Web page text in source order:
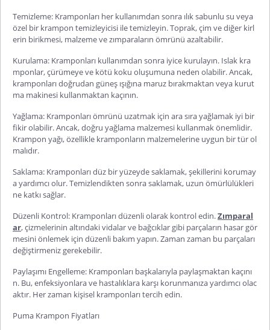
Temizleme: Kramponları her kullanımdan sonra ılık sabunlu su veya
özel bir krampon temizleyicisi ile temizleyin. Toprak, çim ve diğer kirl
erin birikmesi, malzeme ve zımparaların ömrünü azaltabilir.
Kurulama: Kramponları kullanımdan sonra iyice kurulayın. Islak kra
mponlar, çürümeye ve kötü koku oluşumuna neden olabilir. Ancak,
kramponları doğrudan güneş ışığına maruz bırakmaktan veya kurut
ma makinesi kullanmaktan kaçının.
Yağlama: Kramponları ömrünü uzatmak için ara sıra yağlamak iyi bir
fikir olabilir. Ancak, doğru yağlama malzemesi kullanmak önemlidir.
Krampon yağı, özellikle kramponların malzemelerine uygun bir tür ol
malıdır.
Saklama: Kramponları düz bir yüzeyde saklamak, şekillerini korumay
a yardımcı olur. Temizlendikten sonra saklamak, uzun ömürlülükleri
ne katkı sağlar.
Düzenli Kontrol: Kramponları düzenli olarak kontrol edin.Zımparal
ar, çizmelerinin altındaki vidalar ve bağcıklar gibi parçaların hasar gör
mesini önlemek için düzenli bakım yapın. Zaman zaman bu parçaları
değiştirmeniz gerekebilir.
Paylaşımı Engelleme: Kramponları başkalarıyla paylaşmaktan kaçını
n. Bu, enfeksiyonlara ve hastalıklara karşı korunmanıza yardımcı olac
aktır. Her zaman kişisel kramponları tercih edin.
Puma Krampon Fiyatları